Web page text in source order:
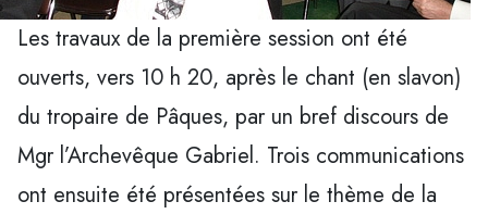
Les travaux de la première session ont été
ouverts, vers 10 h 20, après le chant (en slavon)
du tropaire de Pâques, par un bref discours de
Mgr l’Archevêque Gabriel. Trois communications
ont ensuite été présentées sur le thème de la